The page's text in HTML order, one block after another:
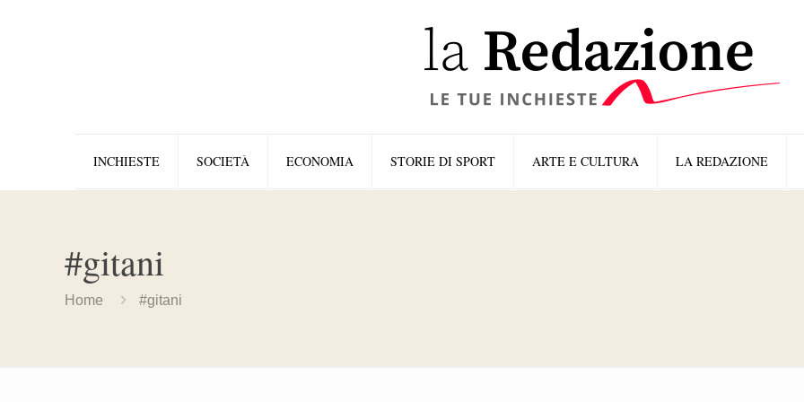
INCHIESTE SOCIETÀ ECONOMIA STORIE DI SPORT ARTE E CULTURA LA REDAZIONE
#gitani
Home #gitani